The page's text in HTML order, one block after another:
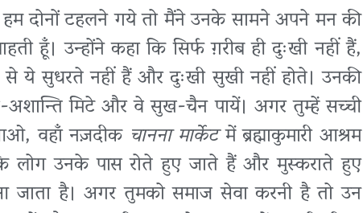
दोनों टहलने गये तो मैंने उनके सामने अपने मन की
हूँ। उन्होंने कहा कि सिर्फ ग़रीब ही दुःखी नहीं हैं,
ये सुधरते नहीं हैं और दुःखी सुखी नहीं होते। उनकी
मिटे और वे सुख-चैन पायें। अगर तुम्हें सच्ची
वहाँ नज़दीक चानना मार्केटमें ब्रह्माकुमारी आश्रम
लोग उनके पास रोते हुए जाते हैं और मुस्कराते हुए
जाता है। अगर तुमको समाज सेवा करनी है तो उन